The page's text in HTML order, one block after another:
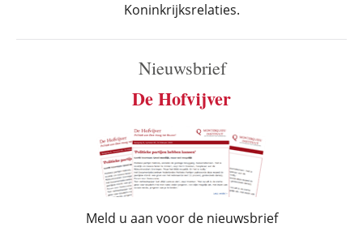
Koninkrijksrelaties.
Nieuwsbrief
De Hofvijver
Meld u aan voor de nieuwsbrief